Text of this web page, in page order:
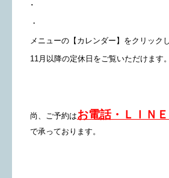
･
・
メニューの【カレンダー】をクリック
11月以降の定休日をご覧いただけます。
尚、ご予約はお電話・ＬＩＮ
で承っております。